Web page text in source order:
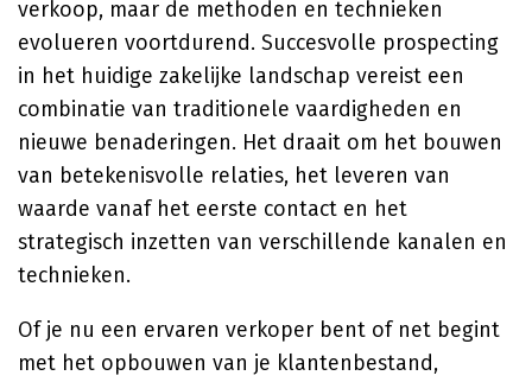
verkoop, maar de methoden en technieken
evolueren voortdurend. Succesvolle prospecting
in het huidige zakelijke landschap vereist een
combinatie van traditionele vaardigheden en
nieuwe benaderingen. Het draait om het bouwen
van betekenisvolle relaties, het leveren van
waarde vanaf het eerste contact en het
strategisch inzetten van verschillende kanalen en
technieken.
Of je nu een ervaren verkoper bent of net begint
met het opbouwen van je klantenbestand,